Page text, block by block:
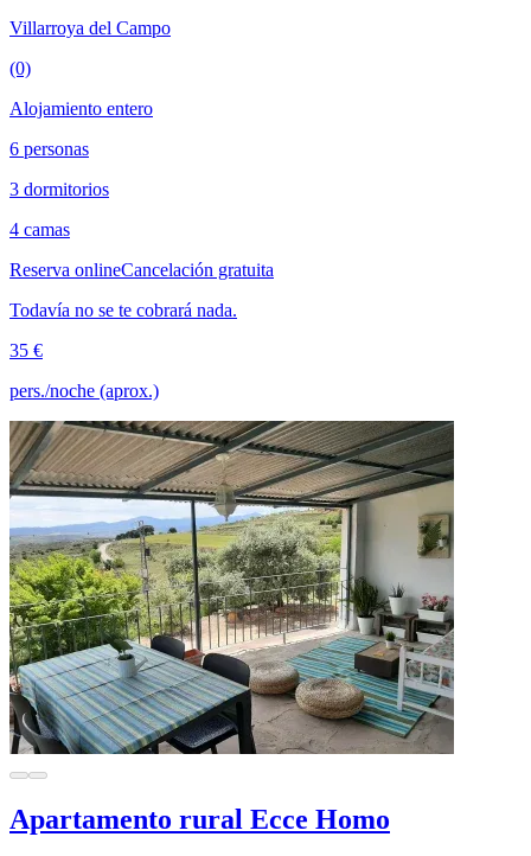
Villarroya del Campo
(0)
Alojamiento entero
6 personas
3 dormitorios
4 camas
Reserva onlineCancelación gratuita
Todavía no se te cobrará nada.
35 €
pers./noche (aprox.)
Apartamento rural Ecce Homo